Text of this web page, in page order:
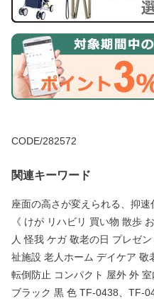
CODE/282572
関連キーワード
座面の高さが変えられる、抑速
《 けが リハビリ 買い物 散歩
人 怪我 ケガ 敬老の日 プレゼ
祉施設 老人ホーム デイケア 敬
転倒防止 コンパクト 屋外 外
ブラック 黒 色 TF-0438、TF-